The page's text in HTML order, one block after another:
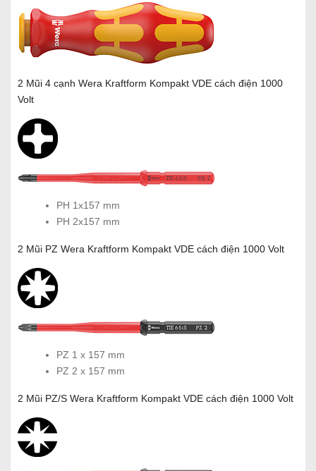
2 Mũi 4 cạnh Wera Kraftform Kompakt VDE cách điện 1000
Volt
PH 1x157 mm
PH 2x157 mm
2 Mũi PZ Wera Kraftform Kompakt VDE cách điện 1000 Volt
PZ 1 x 157 mm
PZ 2 x 157 mm
2 Mũi PZ/S Wera Kraftform Kompakt VDE cách điện 1000 Volt